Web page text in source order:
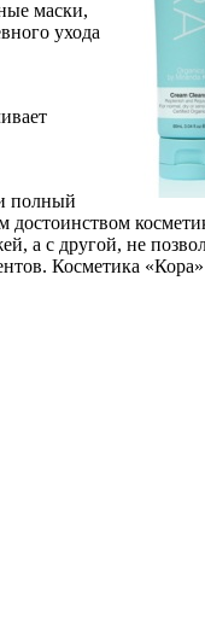
маски,
ухода
полный
а с другой, не
Косметика